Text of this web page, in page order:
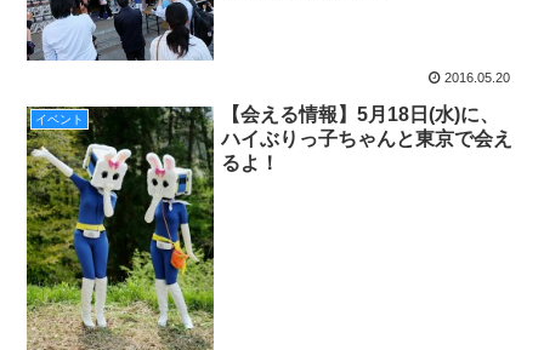
2016.05.20
イベント
【会える情報】5月18日(水)に、
ハイぶりっ子ちゃんと東京で会え
るよ！